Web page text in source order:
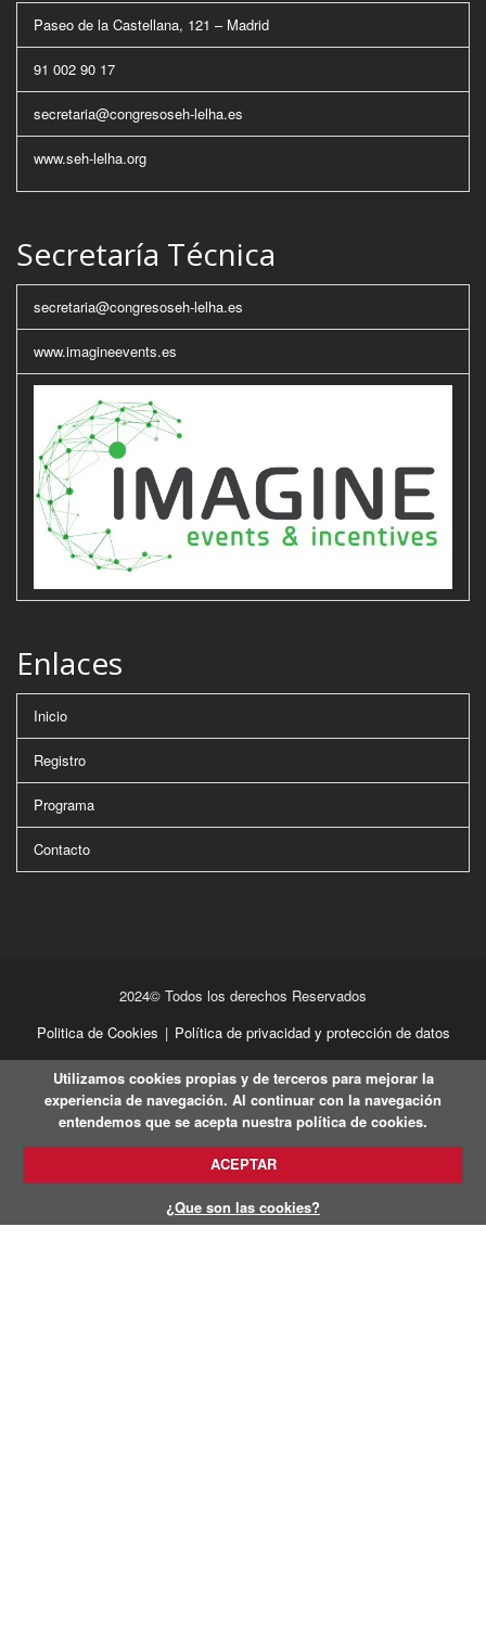
Paseo de la Castellana, 121 – Madrid
91 002 90 17
secretaria@congresoseh-lelha.es
www.seh-lelha.org
Secretaría Técnica
secretaria@congresoseh-lelha.es
www.imagineevents.es
Enlaces
Inicio
Registro
Programa
Contacto
2024© Todos los derechos Reservados
Politica de Cookies | Política de privacidad y protección de datos
Utilizamos cookies propias y de terceros para mejorar la
experiencia de navegación. Al continuar con la navegación
entendemos que se acepta nuestra política de cookies.
ACEPTAR
¿Que son las cookies?